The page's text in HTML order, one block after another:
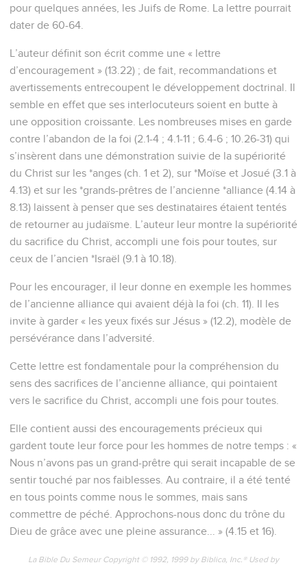
pour quelques années, les Juifs de Rome. La lettre pourrait
dater de 60-64.
L’auteur définit son écrit comme une « lettre
d’encouragement » (13.22) ; de fait, recommandations et
avertissements entrecoupent le développement doctrinal. Il
semble en effet que ses interlocuteurs soient en butte à
une opposition croissante. Les nombreuses mises en garde
contre l’abandon de la foi (2.1-4 ; 4.1-11 ; 6.4-6 ; 10.26-31) qui
s’insèrent dans une démonstration suivie de la supériorité
du Christ sur les *anges (ch. 1 et 2), sur *Moïse et Josué (3.1 à
4.13) et sur les *grands-prêtres de l’ancienne *alliance (4.14 à
8.13) laissent à penser que ses destinataires étaient tentés
de retourner au judaïsme. L’auteur leur montre la supériorité
du sacrifice du Christ, accompli une fois pour toutes, sur
ceux de l’ancien *Israël (9.1 à 10.18).
Pour les encourager, il leur donne en exemple les hommes
de l’ancienne alliance qui avaient déjà la foi (ch. 11). Il les
invite à garder « les yeux fixés sur Jésus » (12.2), modèle de
persévérance dans l’adversité.
Cette lettre est fondamentale pour la compréhension du
sens des sacrifices de l’ancienne alliance, qui pointaient
vers le sacrifice du Christ, accompli une fois pour toutes.
Elle contient aussi des encouragements précieux qui
gardent toute leur force pour les hommes de notre temps : «
Nous n’avons pas un grand-prêtre qui serait incapable de se
sentir touché par nos faiblesses. Au contraire, il a été tenté
en tous points comme nous le sommes, mais sans
commettre de péché. Approchons-nous donc du trône du
Dieu de grâce avec une pleine assurance... » (4.15 et 16).
La Bible Du Semeur Copyright © 1992, 1999 by Biblica, Inc.® Used by